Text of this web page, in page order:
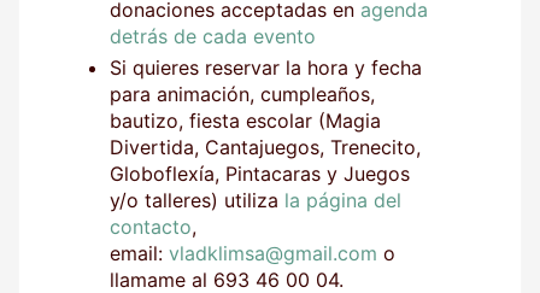
donaciones acceptadas en agenda
detrás de cada evento
Si quieres reservar la hora y fecha
para animación, cumpleaños,
bautizo, fiesta escolar (Magia
Divertida, Cantajuegos, Trenecito,
Globoflexía, Pintacaras y Juegos
y/o talleres) utiliza la página del
contacto,
email: vladklimsa@gmail.com o
llamame al 693 46 00 04.